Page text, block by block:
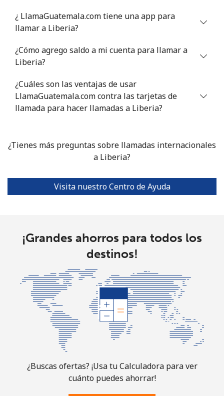
Celular ⁦26.5¢⁩
¿ LlamaGuatemala.com tiene una app para
llamar a Liberia?
¿Cómo agrego saldo a mi cuenta para llamar a
Liberia?
¿Cuáles son las ventajas de usar
LlamaGuatemala.com contra las tarjetas de
llamada para hacer llamadas a Liberia?
¿Tienes más preguntas sobre llamadas internacionales
a Liberia?
Visita nuestro Centro de Ayuda
¡Grandes ahorros para todos los
destinos!
¿Buscas ofertas? ¡Usa tu Calculadora para ver
cuánto puedes ahorrar!